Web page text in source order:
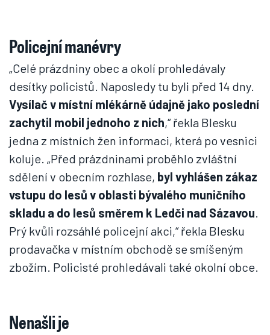
Policejní manévry
„Celé prázdniny obec a okolí prohledávaly
desítky policistů. Naposledy tu byli před 14 dny.
Vysílač v místní mlékárně údajně jako poslední
zachytil mobil jednoho z nich,“ řekla Blesku
jedna z místních žen informaci, která po vesnici
koluje. „Před prázdninami proběhlo zvláštní
sdělení v obecním rozhlase, byl vyhlášen zákaz
vstupu do lesů v oblasti bývalého muničního
skladu a do lesů směrem k Ledči nad Sázavou.
Prý kvůli rozsáhlé policejní akci,“ řekla Blesku
prodavačka v místním obchodě se smíšeným
zbožím. Policisté prohledávali také okolní obce.
Nenašli je